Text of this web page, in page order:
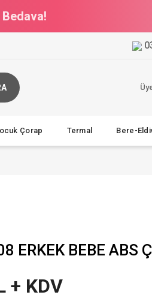
Çorap Termal Bere-
ERKEK BEBE ABS
+ KDV